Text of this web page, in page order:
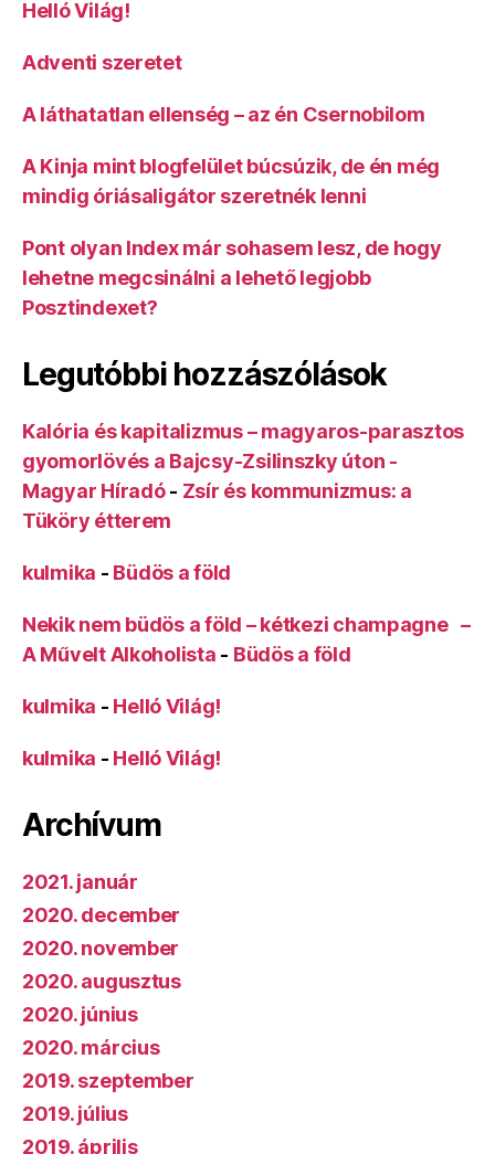
Helló Világ!
Adventi szeretet
A láthatatlan ellenség – az én Csernobilom
A Kinja mint blogfelület búcsúzik, de én még
mindig óriásaligátor szeretnék lenni
Pont olyan Index már sohasem lesz, de hogy
lehetne megcsinálni a lehető legjobb
Posztindexet?
Legutóbbi hozzászólások
Kalória és kapitalizmus – magyaros-parasztos
gyomorlövés a Bajcsy-Zsilinszky úton -
Magyar Híradó- Zsír és kommunizmus: a
Tüköry étterem
kulmika - Büdös a föld
Nekik nem büdös a föld – kétkezi champagne –
A Művelt Alkoholista - Büdös a föld
kulmika - Helló Világ!
kulmika - Helló Világ!
Archívum
2021. január
2020. december
2020. november
2020. augusztus
2020. június
2020. március
2019. szeptember
2019. július
2019. április